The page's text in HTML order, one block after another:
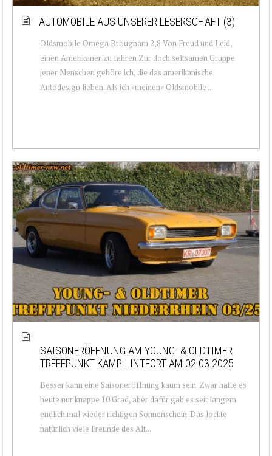
AUTOMOBILE AUS UNSERER LESERSCHAFT (3)
Oldsmobile Omega Brougham 2,8 Von Freud und Leid,
einen Amerikaner zu fahren Zur doch seltsamen Gruppe
jener Menschen gehöre ich, die das amerikanische
Autodesign lieben. Als ich «meinen» Oldsmobile ...
SAISONERÖFFNUNG AM YOUNG- & OLDTIMER
TREFFPUNKT KAMP-LINTFORT AM 02.03.2025
Besser kann eine Saisoneröffnung kaum sein. Zwar hatte es
heute nur knappe 10 Grad, aber dafür gab es seit langem
endlich mal wieder richtigen Sonnenschein. Das lockte
natürlich viele Freunde des Alt...